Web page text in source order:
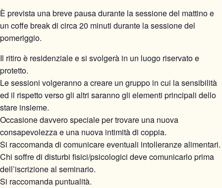
È prevista una breve pausa durante la sessione del mattino e
un coffe break di circa 20 minuti durante la sessione del
pomeriggio.
Il ritiro è residenziale e si svolgerà in un luogo riservato e
protetto.
Le sessioni volgeranno a creare un gruppo in cui la sensibilità
ed il rispetto verso gli altri saranno gli elementi principali dello
stare insieme.
Occasione davvero speciale per trovare una nuova
consapevolezza e una nuova intimità di coppia.
Si raccomanda di comunicare eventuali intolleranze alimentari.
Chi soffre di disturbi fisici/psicologici deve comunicarlo prima
dell’iscrizione al seminario.
Si raccomanda puntualità.